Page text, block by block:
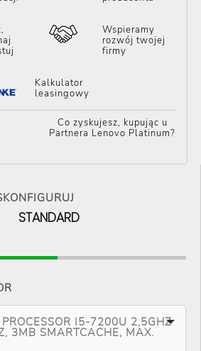
Wspieramy
rozwój twojej
firmy
Kalkulator
leasingowy
Co zyskujesz, kupując u
Partnera Lenovo Platinum?
STANDARD
I5-7200U 2,5GHZ
3MB SMARTCACHE, MAX.